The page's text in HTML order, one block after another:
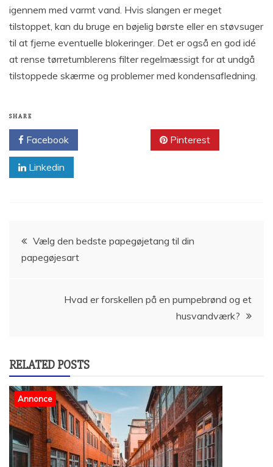
igennem med varmt vand. Hvis slangen er meget
tilstoppet, kan du bruge en bøjelig børste eller en støvsuger
til at fjerne eventuelle blokeringer. Det er også en god idé
at rense tørretumblerens filter regelmæssigt for at undgå
tilstoppede skærme og problemer med kondensafledning.
SHARE
Facebook Pinterest
Linkedin
Indlægsnavigation
Vælg den bedste papegøjetang til din
papegøjesart
Hvad er forskellen på en pumpebrønd og et
husvandværk?
RELATED POSTS
Annonce